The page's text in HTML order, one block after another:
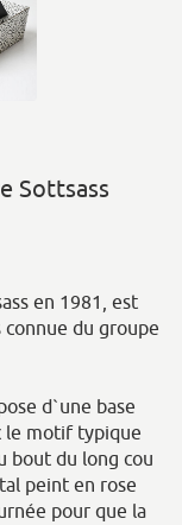
Sottsass
en 1981, est
du groupe
d`une base
le motif typique
bout du long cou
peint en rose
pour que la